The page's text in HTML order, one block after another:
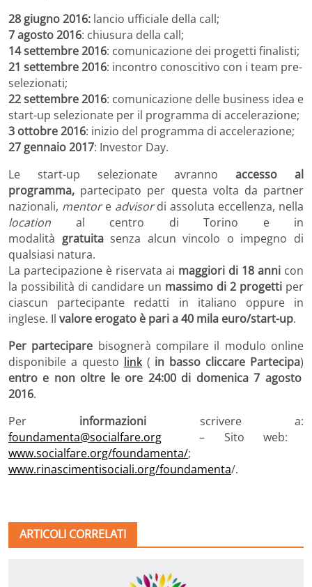
28 giugno 2016: lancio ufficiale della call;
7 agosto 2016: chiusura della call;
14 settembre 2016: comunicazione dei progetti finalisti;
21 settembre 2016: incontro conoscitivo con i team pre-
selezionati;
22 settembre 2016: comunicazione delle business idea e
start-up selezionate per il programma di accelerazione;
3 ottobre 2016: inizio del programma di accelerazione;
27 gennaio 2017: Investor Day.
Le start-up selezionate avrannoaccesso al
programma, partecipato per questa volta da partner
nazionali, mentore advisordi assoluta eccellenza, nella
location al centro di Torino e in
modalità gratuitasenza alcun vincolo o impegno di
qualsiasi natura.
La partecipazione è riservata ai maggiori di 18 anni con
la possibilità di candidare un massimo di 2 progetti per
ciascun partecipante redatti in italiano oppure in
inglese. Il valore erogato è pari a 40 mila euro/start-up.
Per partecipare bisognerà compilare il modulo online
disponibile a questo link( in basso cliccare Partecipa)
entro e non oltre le ore 24:00 di domenica 7 agosto
2016.
Per informazioni scrivere a:
foundamenta@socialfare.org – Sito web:
www.socialfare.org/foundamenta/;
www.rinascimentisociali.org/foundamenta/.
ARTICOLI CORRELATI